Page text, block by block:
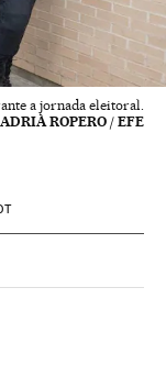
a jornada eleitoral.
ADRIÀ ROPERO / EFE